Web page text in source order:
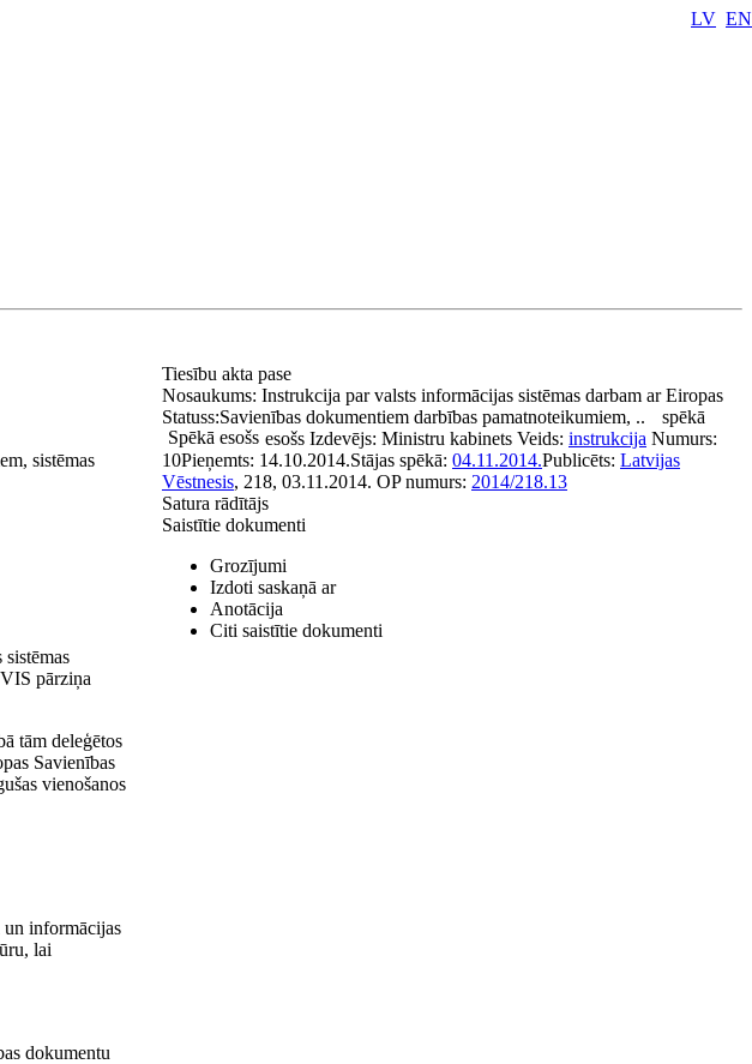
LV EN
sistēmas
pārziņa
tām deleģētos
Savienības
vienošanos
informācijas
lai
dokumentu
Tiesību akta pase
Nosaukums: Instrukcija par valsts informācijas sistēmas darbam ar Eiropas
Savienības dokumentiem darbības pamatnoteikumiem, ..
Statuss:
Spēkā esošs
spēkā
esošs Izdevējs: Ministru kabinets Veids: instrukcija Numurs:
10Pieņemts: 14.10.2014.Stājas spēkā: 04.11.2014.Publicēts: Latvijas
Vēstnesis, 218, 03.11.2014. OP numurs: 2014/218.13
Satura rādītājs
Saistītie dokumenti
Grozījumi
Izdoti saskaņā ar
Anotācija
Citi saistītie dokumenti